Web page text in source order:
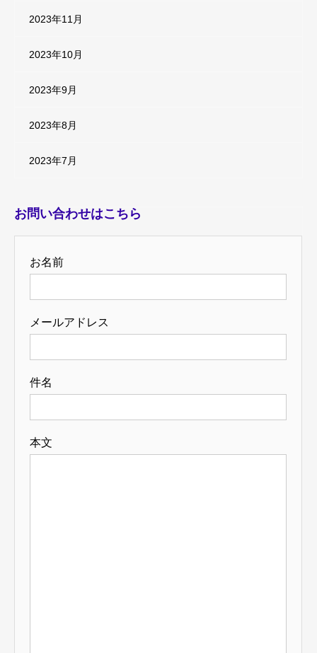
2023年11月
2023年10月
2023年9月
2023年8月
2023年7月
お問い合わせはこちら
お名前
メールアドレス
件名
本文